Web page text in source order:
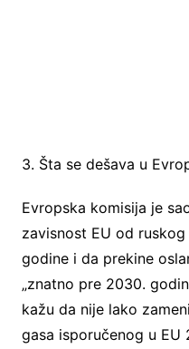
3. Šta se dešava u
Evropska komisija je
zavisnost EU od
godine i da prekine
„znatno pre 2030.
kažu da nije lako
gasa isporučenog u EU